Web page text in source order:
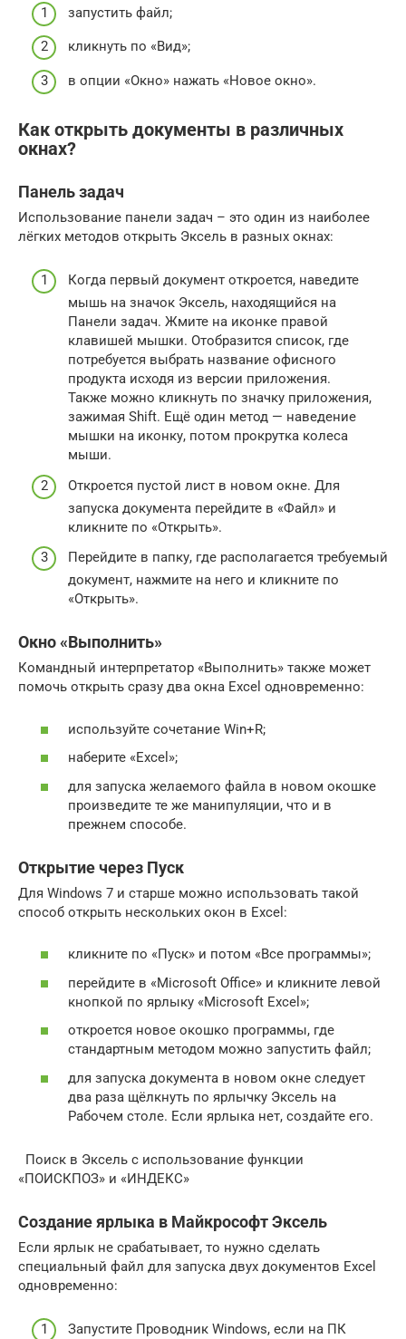
запустить файл;
кликнуть по «Вид»;
в опции «Окно» нажать «Новое окно».
Как открыть документы в различных
окнах?
Панель задач
Использование панели задач – это один из наиболее
лёгких методов открыть Эксель в разных окнах:
Когда первый документ откроется, наведите
мышь на значок Эксель, находящийся на
Панели задач. Жмите на иконке правой
клавишей мышки. Отобразится список, где
потребуется выбрать название офисного
продукта исходя из версии приложения.
Также можно кликнуть по значку приложения,
зажимая Shift. Ещё один метод — наведение
мышки на иконку, потом прокрутка колеса
мыши.
Откроется пустой лист в новом окне. Для
запуска документа перейдите в «Файл» и
кликните по «Открыть».
Перейдите в папку, где располагается требуемый
документ, нажмите на него и кликните по
«Открыть».
Окно «Выполнить»
Командный интерпретатор «Выполнить» также может
помочь открыть сразу два окна Excel одновременно:
используйте сочетание Win+R;
наберите «Excel»;
для запуска желаемого файла в новом окошке
произведите те же манипуляции, что и в
прежнем способе.
Открытие через Пуск
Для Windows 7 и старше можно использовать такой
способ открыть нескольких окон в Excel:
кликните по «Пуск» и потом «Все программы»;
перейдите в «Microsoft Office» и кликните левой
кнопкой по ярлыку «Microsoft Excel»;
откроется новое окошко программы, где
стандартным методом можно запустить файл;
для запуска документа в новом окне следует
два раза щёлкнуть по ярлычку Эксель на
Рабочем столе. Если ярлыка нет, создайте его.
Поиск в Эксель с использование функции
«ПОИСКПОЗ» и «ИНДЕКС»
Создание ярлыка в Майкрософт Эксель
Если ярлык не срабатывает, то нужно сделать
специальный файл для запуска двух документов Excel
одновременно:
Запустите Проводник Windows, если на ПК